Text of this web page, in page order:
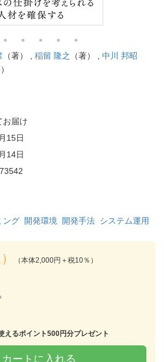
（著） , 稲留 隆之 （著） , 中川 邦昭
お届け
15日
14日
ング 開発環境 開発手法 システム運用
（本体2,000円＋税10％）
えるポイント500円分プレゼント
ートに入れる